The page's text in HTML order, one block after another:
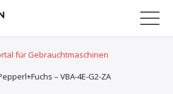
für Gebrauchtmaschinen
– VBA-4E-G2-ZA